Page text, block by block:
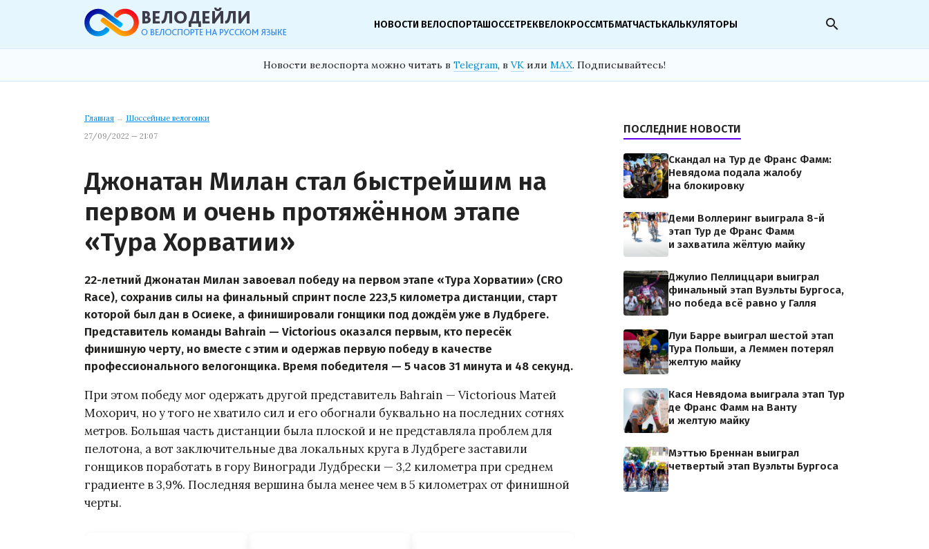
НОВОСТИ ВЕЛОСПОРТАШОССЕТРЕКВЕЛОКРОССМТБМАТЧАСТЬКАЛЬКУЛЯТОРЫ search
Новости велоспорта можно читать в Telegram, в VK или MAX. Подписывайтесь!
Главная → Шоссейные велогонки
27/09/2022 — 21:07
Джонатан Милан стал быстрейшим на
первом и очень протяжённом этапе
«Тура Хорватии»
22-летний Джонатан Милан завоевал победу на первом этапе «Тура Хорватии» (CRO
Race), сохранив силы на финальный спринт после 223,5 километра дистанции, старт
которой был дан в Осиеке, а финишировали гонщики под дождём уже в Лудбреге.
Представитель команды Bahrain — Victorious оказался первым, кто пересёк
финишную черту, но вместе с этим и одержав первую победу в качестве
профессионального велогонщика. Время победителя — 5 часов 31 минута и 48 секунд.
При этом победу мог одержать другой представитель Bahrain — Victorious Матей
Мохорич, но у того не хватило сил и его обогнали буквально на последних сотнях
метров. Большая часть дистанции была плоской и не представляла проблем для
пелотона, а вот заключительные два локальных круга в Лудбреге заставили
гонщиков поработать в гору Виногради Лудбрески — 3,2 километра при среднем
градиенте в 3,9%. Последняя вершина была менее чем в 5 километрах от финишной
черты.
ПОСЛЕДНИЕ НОВОСТИ
Скандал на Тур де Франс Фамм:
Невядома подала жалобу
на блокировку
Деми Воллеринг выиграла 8-й
этап Тур де Франс Фамм
и захватила жёлтую майку
Джулио Пеллиццари выиграл
финальный этап Вуэльты Бургоса,
но победа всё равно у Галля
Луи Барре выиграл шестой этап
Тура Польши, а Леммен потерял
желтую майку
Кася Невядома выиграла этап Тур
де Франс Фамм на Ванту
и желтую майку
Мэттью Бреннан выиграл
четвертый этап Вуэльты Бургоса